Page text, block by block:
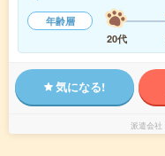
年齢層
20代
気になる!
派遣会社